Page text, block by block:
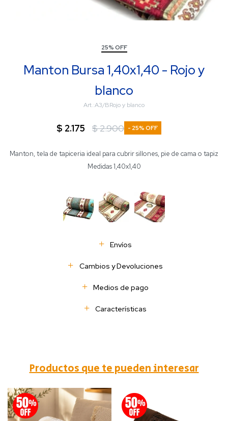
25% OFF
Manton Bursa 1,40x1,40 - Rojo y
blanco
A3/BRojo y blanco
$ 2.175 $2.900 25
Manton, tela de tapiceria ideal para cubrir sillones, pie de cama o tapiz
Medidas 1,40x1,40
Envíos
Cambios y Devoluciones
Medios de pago
Características
Productos que te pueden interesar